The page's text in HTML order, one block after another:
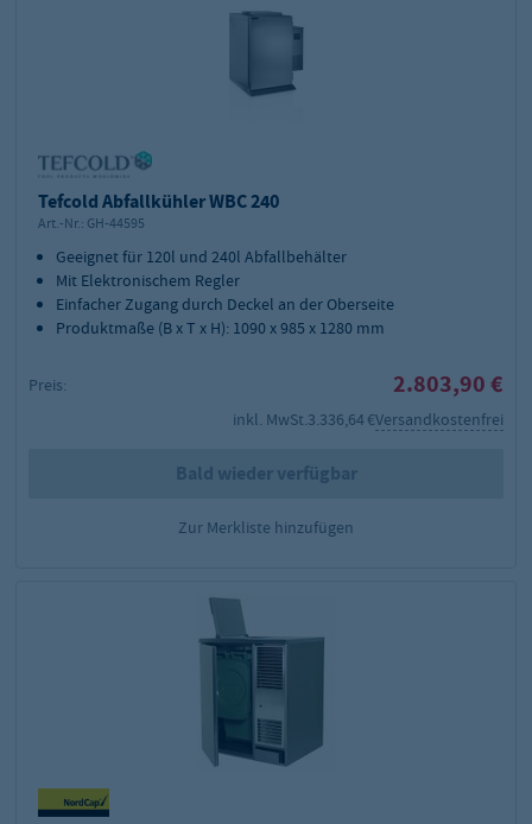
Tefcold Abfallkühler WBC 240
Art.-Nr.: GH-44595
Geeignet für 120l und 240l Abfallbehälter
Mit Elektronischem Regler
Einfacher Zugang durch Deckel an der Oberseite
Produktmaße (B x T x H): 1090 x 985 x 1280 mm
Preis: 2.803,90 €
inkl. MwSt.3.336,64 €Versandkostenfrei
Bald wieder verfügbar
Zur Merkliste hinzufügen